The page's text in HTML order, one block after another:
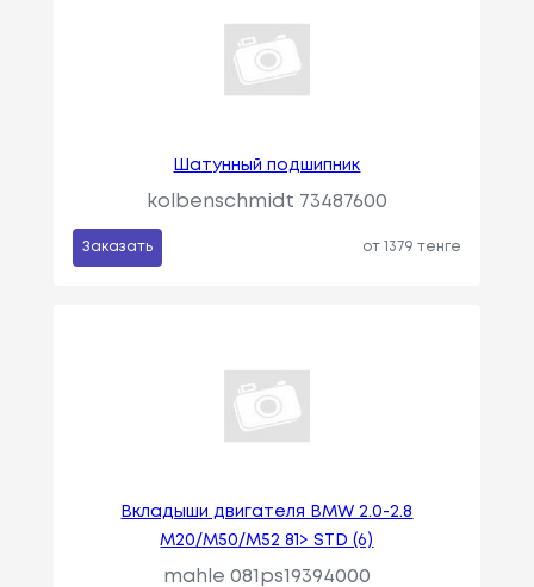
Шатунный подшипник
kolbenschmidt 73487600
Заказать от 1379 тенге
Вкладыши двигателя BMW 2.0-2.8
M20/M50/M52 81> STD (6)
mahle 081ps19394000